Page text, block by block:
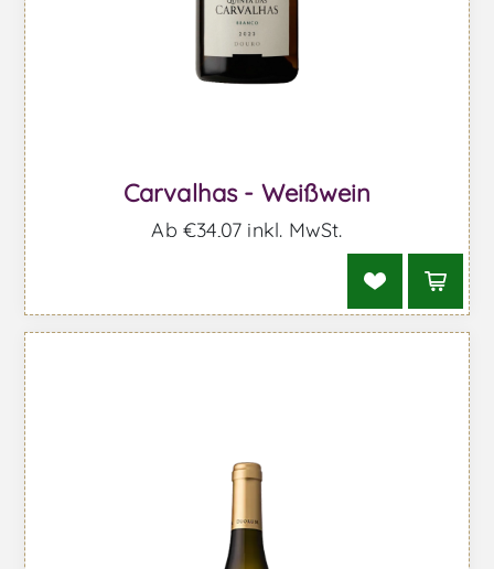
Carvalhas - Weißwein
Ab €34,07 inkl. MwSt.